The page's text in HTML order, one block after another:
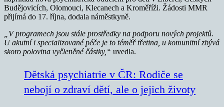
Budějovicích, Olomouci, Klecanech a Kroměříži. Žádosti MMR
přijímá do 17. října, dodala náměstkyně.
„V programech jsou stále prostředky na podporu nových projektů.
U akutní i specializované péče je to téměř třetina, u komunitní zbývá
skoro polovina vyčleněné částky,“ uvedla.
Dětská psychiatrie v ČR: Rodiče se
nebojí o zdraví dětí, ale o jejich životy